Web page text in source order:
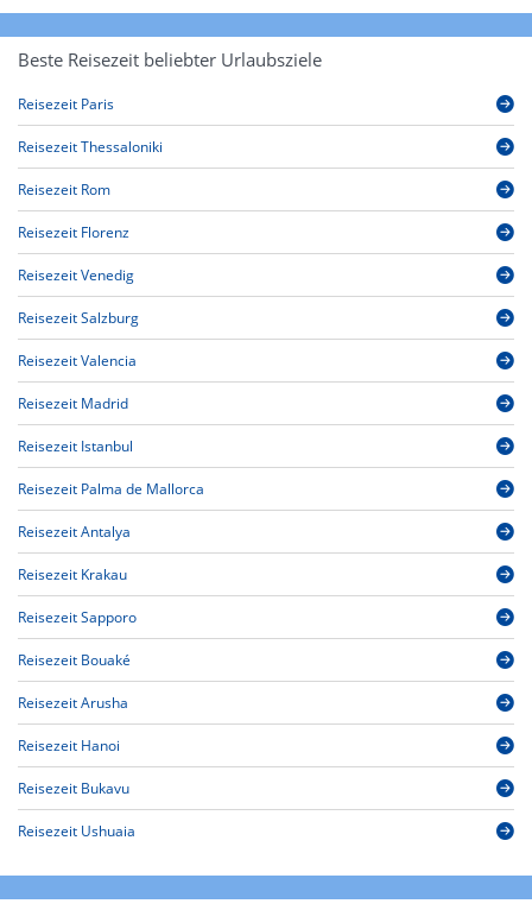
Beste Reisezeit beliebter Urlaubsziele
Reisezeit Paris
Reisezeit Thessaloniki
Reisezeit Rom
Reisezeit Florenz
Reisezeit Venedig
Reisezeit Salzburg
Reisezeit Valencia
Reisezeit Madrid
Reisezeit Istanbul
Reisezeit Palma de Mallorca
Reisezeit Antalya
Reisezeit Krakau
Reisezeit Sapporo
Reisezeit Bouaké
Reisezeit Arusha
Reisezeit Hanoi
Reisezeit Bukavu
Reisezeit Ushuaia